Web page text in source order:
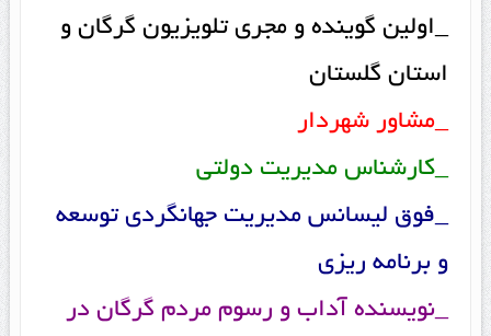
_اولین گوینده و مجری تلویزیون گرگان و
استان گلستان
_مشاور شهردار
_کارشناس مدیریت دولتی
_فوق لیسانس مدیریت جهانگردی توسعه
و برنامه ریزی
_نویسنده آداب و رسوم مردم گرگان در